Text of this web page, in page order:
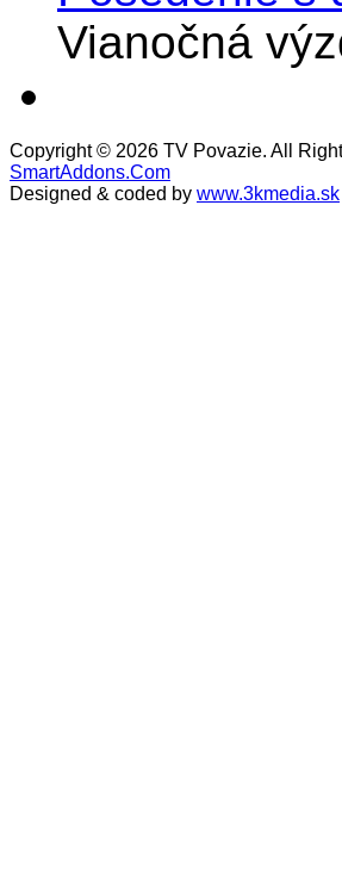
Vianočná
Copyright © 2026 TV Povazie. All
SmartAddons.Com
Designed & coded by www.3kmedia.sk